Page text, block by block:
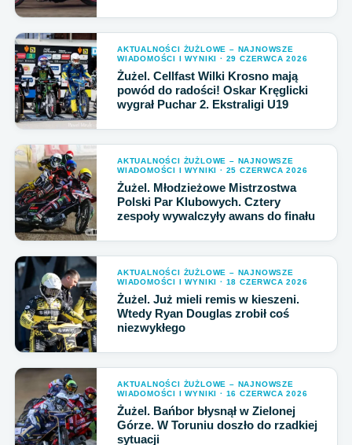
AKTUALNOŚCI ŻUŻLOWE – NAJNOWSZE
WIADOMOŚCI I WYNIKI · 29 CZERWCA 2026
Żużel. Cellfast Wilki Krosno mają
powód do radości! Oskar Kręglicki
wygrał Puchar 2. Ekstraligi U19
AKTUALNOŚCI ŻUŻLOWE – NAJNOWSZE
WIADOMOŚCI I WYNIKI · 25 CZERWCA 2026
Żużel. Młodzieżowe Mistrzostwa
Polski Par Klubowych. Cztery
zespoły wywalczyły awans do finału
AKTUALNOŚCI ŻUŻLOWE – NAJNOWSZE
WIADOMOŚCI I WYNIKI · 18 CZERWCA 2026
Żużel. Już mieli remis w kieszeni.
Wtedy Ryan Douglas zrobił coś
niezwykłego
AKTUALNOŚCI ŻUŻLOWE – NAJNOWSZE
WIADOMOŚCI I WYNIKI · 16 CZERWCA 2026
Żużel. Bańbor błysnął w Zielonej
Górze. W Toruniu doszło do rzadkiej
sytuacji